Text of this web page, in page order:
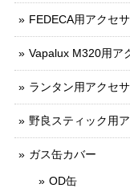
FEDECA用アクセ
Vapalux M320用ア
ランタン用アクセ
野良スティック用
ガス缶カバー
OD缶